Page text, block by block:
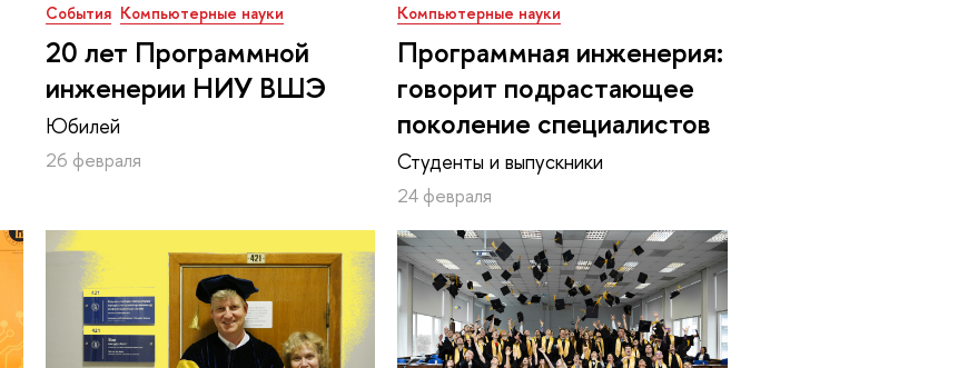
События Компьютерные науки
20 лет Программной
инженерии НИУ ВШЭ
Юбилей
26 февраля
Компьютерные науки
Программная инженерия:
говорит подрастающее
поколение специалистов
Студенты и выпускники
24 февраля